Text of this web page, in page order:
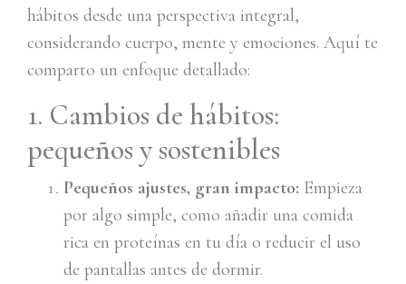
hábitos desde una perspectiva integral,
considerando cuerpo, mente y emociones. Aquí te
comparto un enfoque detallado:
1. Cambios de hábitos:
pequeños y sostenibles
Pequeños ajustes, gran impacto: Empieza
por algo simple, como añadir una comida
rica en proteínas en tu día o reducir el uso
de pantallas antes de dormir.